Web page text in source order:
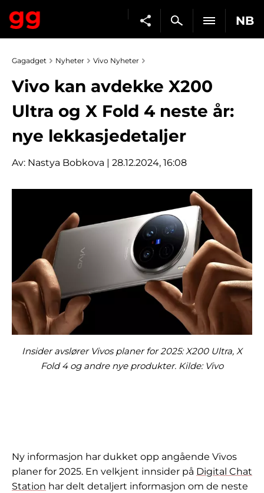
NB
Gagadget Nyheter Vivo Nyheter
Vivo kan avdekke X200
Ultra og X Fold 4 neste år:
nye lekkasjedetaljer
Av: Nastya Bobkova | 28.12.2024, 16:08
Insider avslører Vivos planer for 2025: X200 Ultra, X
Fold 4 og andre nye produkter. Kilde: Vivo
Ny informasjon har dukket opp angående Vivos
planer for 2025. En velkjent innsider på Digital Chat
Station har delt detaljert informasjon om de neste